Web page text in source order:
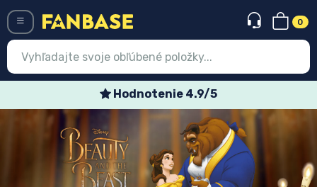
0
Hodnotenie 4.9/5
Prihlásiť sa Registrácia
Najnovšie